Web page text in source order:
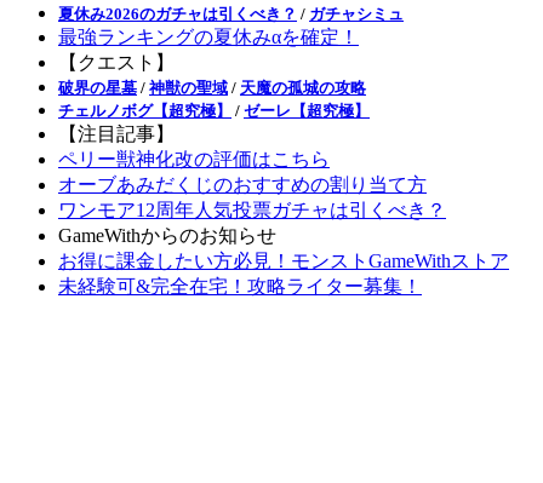
夏休み2026のガチャは引くべき？ / ガチャシミュ
最強ランキングの夏休みαを確定！
【クエスト】
破界の星墓 / 神獣の聖域 / 天魔の孤城の攻略
チェルノボグ【超究極】
/ ゼーレ【超究極】
【注目記事】
ペリー獣神化改の評価はこちら
オーブあみだくじのおすすめの割り当て方
ワンモア12周年人気投票ガチャは引くべき？
GameWithからのお知らせ
お得に課金したい方必見！モンストGameWithストア
未経験可&完全在宅！攻略ライター募集！